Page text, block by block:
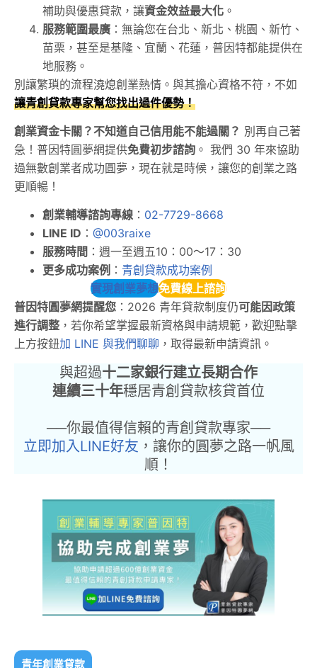
補助與優惠貸款，讓資金效益最大化 。
服務範圍最廣 ：無論您在台北、新北、桃園、新竹、
苗栗，甚至是基隆、宜蘭、花蓮，普因特都能提供在
地服務。
別讓繁瑣的流程澆熄創業熱情。與其擔心資格不符，不如
讓青創貸款專家幫您找出過件優勢！
創業資金卡關？不知道自己信用能不能過關？ 別再自己著
急！普因特圓夢網提供免費初步諮詢 。 我們 30 年來協助
過無數創業者成功圓夢，現在就是時候，讓您的創業之路
更順暢！
創業輔導諮詢專線 ： 02-7729-8668
LINE ID ： @003raixe
服務時間 ：週一至週五10：00～17：30
更多成功案例 ： 青創貸款成功案例
實現創業夢想免費線上諮詢
普因特圓夢網提醒您 ：2026 青年貸款制度仍可能因政策
進行調整 ，若你希望掌握最新資格與申請規範，歡迎點擊
上方按鈕加 LINE 與我們聊聊 ，取得最新申請資訊。
與超過十二家銀行建立長期合作
連續三十年穩居青創貸款核貸首位
──你最值得信賴的青創貸款專家──
立即加入LINE好友 ，讓你的圓夢之路一帆風
順！
青年創業貸款